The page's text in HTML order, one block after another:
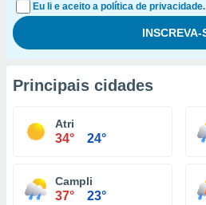
Eu li e aceito a política de privacidade.
Principais cidades
Atri
34° 24°
Campli
37° 23°